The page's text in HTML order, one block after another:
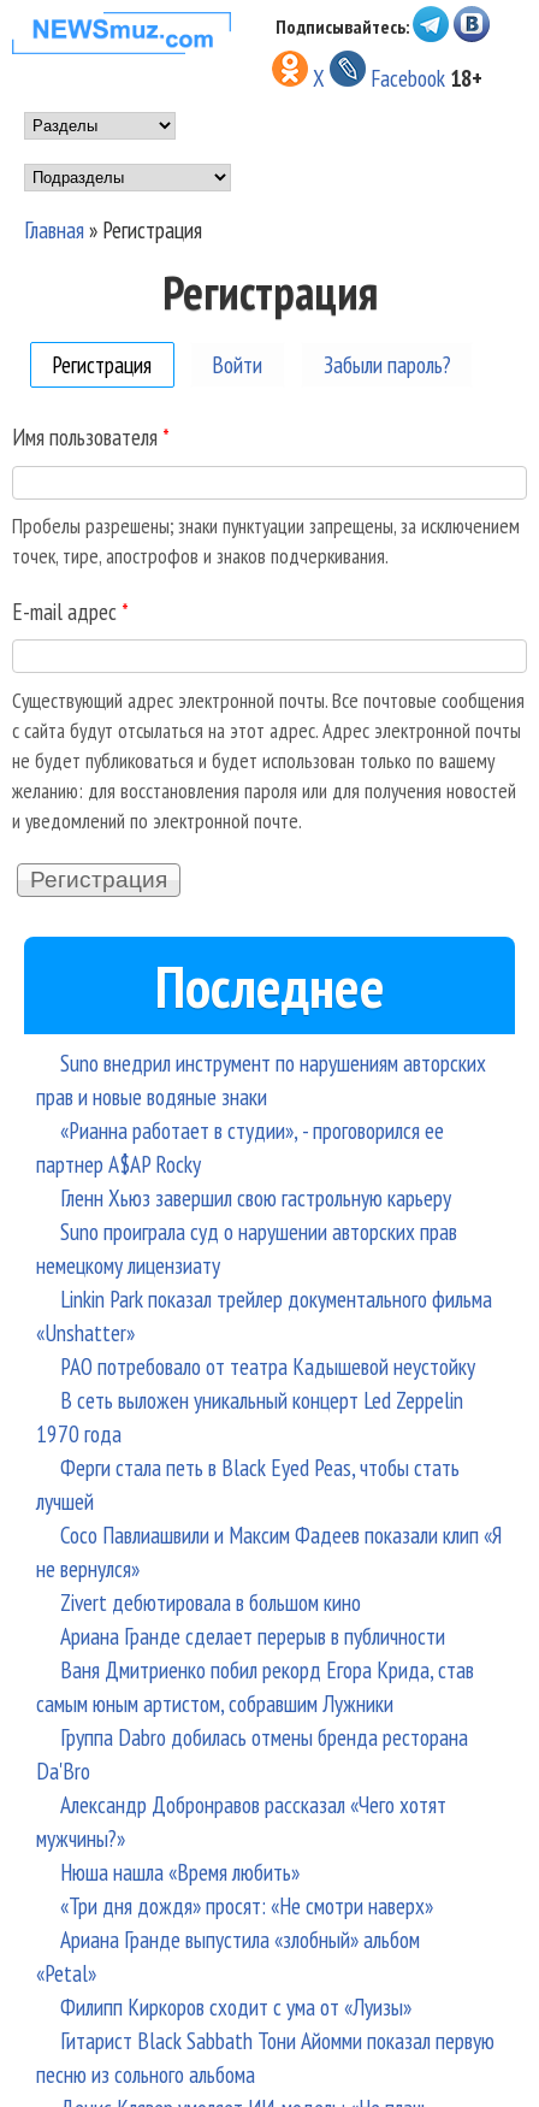
Перейти к основному
содержанию
НОВОСТИ
МУЗЫКИ И
ШОУ БИЗНЕСА
NEWSMUZ.COM
Подписывайтесь:
X Facebook 18+
Main menu
Подразделы
Главная» Регистрация
Регистрация
Регистрация (активная вкладка)
Войти Забыли пароль?
Имя пользователя *
Пробелы разрешены; знаки пунктуации запрещены, за исключением
точек, тире, апострофов и знаков подчеркивания.
E-mail адрес *
Существующий адрес электронной почты. Все почтовые сообщения
с сайта будут отсылаться на этот адрес. Адрес электронной почты
не будет публиковаться и будет использован только по вашему
желанию: для восстановления пароля или для получения новостей
и уведомлений по электронной почте.
Последнее
Suno внедрил инструмент по нарушениям авторских
прав и новые водяные знаки
«Рианна работает в студии», - проговорился ее
партнер A$AP Rocky
Гленн Хьюз завершил свою гастрольную карьеру
Suno проиграла суд о нарушении авторских прав
немецкому лицензиату
Linkin Park показал трейлер документального фильма
«Unshatter»
РАО потребовало от театра Кадышевой неустойку
В сеть выложен уникальный концерт Led Zeppelin
1970 года
Ферги стала петь в Black Eyed Peas, чтобы стать
лучшей
Сосо Павлиашвили и Максим Фадеев показали клип «Я
не вернулся»
Zivert дебютировала в большом кино
Ариана Гранде сделает перерыв в публичности
Ваня Дмитриенко побил рекорд Егора Крида, став
самым юным артистом, собравшим Лужники
Группа Dabro добилась отмены бренда ресторана
Da'Bro
Александр Добронравов рассказал «Чего хотят
мужчины?»
Нюша нашла «Время любить»
«Три дня дождя» просят: «Не смотри наверх»
Ариана Гранде выпустила «злобный» альбом
«Petal»
Филипп Киркоров сходит с ума от «Луизы»
Гитарист Black Sabbath Тони Айомми показал первую
песню из сольного альбома